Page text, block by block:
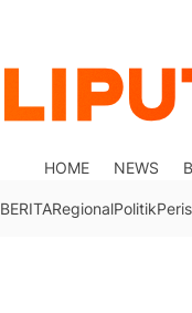
HOME NEWS
BERITARegionalPolitik